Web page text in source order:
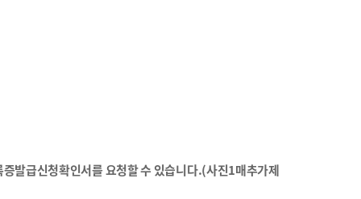
발급신청확인서를 요청할 수 있습니다.(사진1매추가제